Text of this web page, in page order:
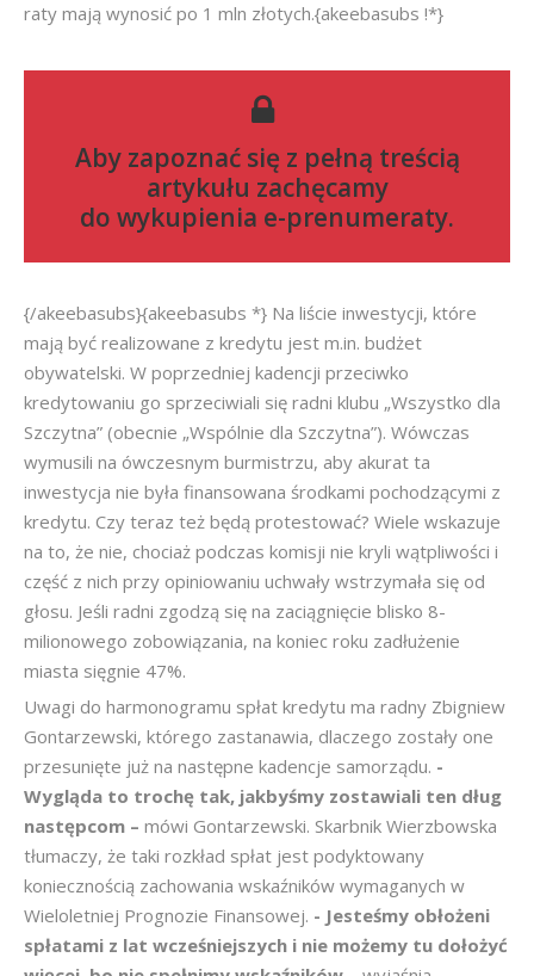
raty mają wynosić po 1 mln złotych.{akeebasubs !*}
Aby zapoznać się z pełną treścią
artykułu zachęcamy
do wykupienia e-prenumeraty.
{/akeebasubs}{akeebasubs *} Na liście inwestycji, które
mają być realizowane z kredytu jest m.in. budżet
obywatelski. W poprzedniej kadencji przeciwko
kredytowaniu go sprzeciwiali się radni klubu „Wszystko dla
Szczytna” (obecnie „Wspólnie dla Szczytna”). Wówczas
wymusili na ówczesnym burmistrzu, aby akurat ta
inwestycja nie była finansowana środkami pochodzącymi z
kredytu. Czy teraz też będą protestować? Wiele wskazuje
na to, że nie, chociaż podczas komisji nie kryli wątpliwości i
część z nich przy opiniowaniu uchwały wstrzymała się od
głosu. Jeśli radni zgodzą się na zaciągnięcie blisko 8-
milionowego zobowiązania, na koniec roku zadłużenie
miasta sięgnie 47%.
Uwagi do harmonogramu spłat kredytu ma radny Zbigniew
Gontarzewski, którego zastanawia, dlaczego zostały one
przesunięte już na następne kadencje samorządu. -
Wygląda to trochę tak, jakbyśmy zostawiali ten dług
następcom – mówi Gontarzewski. Skarbnik Wierzbowska
tłumaczy, że taki rozkład spłat jest podyktowany
koniecznością zachowania wskaźników wymaganych w
Wieloletniej Prognozie Finansowej. - Jesteśmy obłożeni
spłatami z lat wcześniejszych i nie możemy tu dołożyć